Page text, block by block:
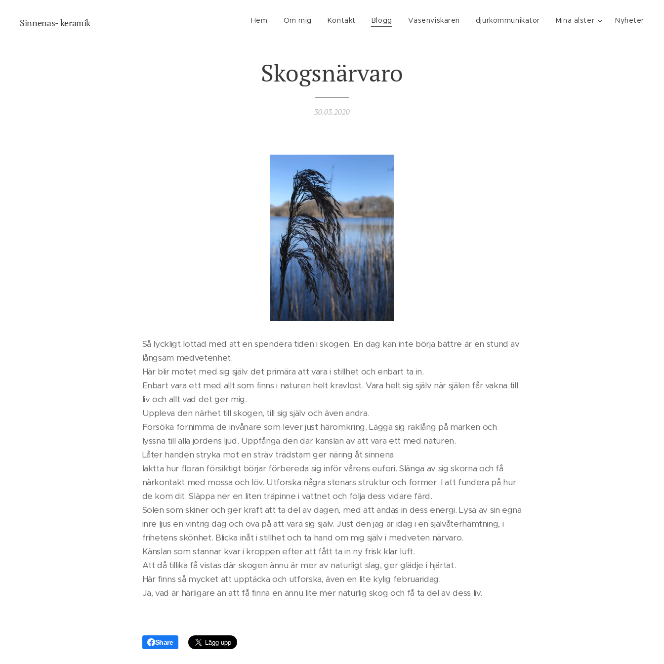
Sinnenas- keramik Hem Om mig Kontakt Blogg Väsenviskaren djurkommunikatör Mina alster Nyheter
Skogsnärvaro
30.03.2020
Så lyckligt lottad med att en spendera tiden i skogen. En dag kan inte börja bättre är en stund av
långsam medvetenhet.
Här blir mötet med sig själv det primära att vara i stillhet och enbart ta in.
Enbart vara ett med allt som finns i naturen helt kravlöst. Vara helt sig själv när själen får vakna till
liv och allt vad det ger mig.
Uppleva den närhet till skogen, till sig själv och även andra.
Försöka förnimma de invånare som lever just häromkring. Lägga sig raklång på marken och
lyssna till alla jordens ljud. Uppfånga den där känslan av att vara ett med naturen.
Låter handen stryka mot en sträv trädstam ger näring åt sinnena.
Iaktta hur floran försiktigt börjar förbereda sig inför vårens eufori. Slänga av sig skorna och få
närkontakt med mossa och löv. Utforska några stenars struktur och former. I att fundera på hur
de kom dit. Släppa ner en liten träpinne i vattnet och följa dess vidare färd.
Solen som skiner och ger kraft att ta del av dagen, med att andas in dess energi. Lysa av sin egna
inre ljus en vintrig dag och öva på att vara sig själv. Just den jag är idag i en självåterhämtning, i
frihetens skönhet. Blicka inåt i stillhet och ta hand om mig själv i medveten närvaro.
Känslan som stannar kvar i kroppen efter att fått ta in ny frisk klar luft.
Att då tillika få vistas där skogen ännu är mer av naturligt slag, ger glädje i hjärtat.
Här finns så mycket att upptäcka och utforska, även en lite kylig februaridag.
Ja, vad är härligare än att få finna en ännu lite mer naturlig skog och få ta del av dess liv.
Share